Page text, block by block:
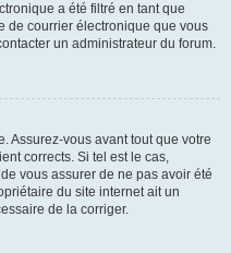
a été filtré en tant que
de courrier électronique que vous
un administrateur du forum.
Assurez-vous avant tout que votre
corrects. Si tel est le cas,
vous assurer de ne pas avoir été
du site internet ait un
de la corriger.